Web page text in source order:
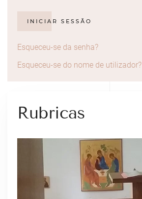
INICIAR SESSÃO
Esqueceu-se da senha?
Esqueceu-se do nome de utilizador?
Rubricas